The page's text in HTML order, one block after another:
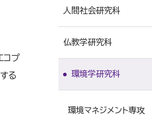
コプ
る
看護学コース
本願寺派教師資格コース
国語科専修
英語科専修
データサイエンス学科
人間社会研究科
人間学専攻
実践福祉学専攻
仏教学研究科
仏教学専攻
環境学研究科
環境マネジメント専攻